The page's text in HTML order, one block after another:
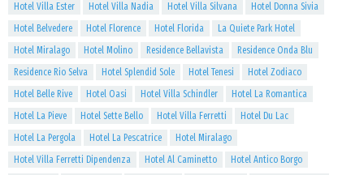
Hotel Villa Ester
Hotel Villa Nadia Hotel Villa Silvana
Hotel Donna Sivia
Hotel Belvedere
Hotel Florence Hotel Florida
La Quiete Park Hotel
Hotel Miralago
Hotel Molino Residence Bellavista
Residence Onda Blu
Residence Rio Selva
Hotel Splendid Sole Hotel Tenesi
Hotel Zodiaco
Hotel Belle Rive
Hotel Oasi Hotel Villa Schindler
Hotel La Romantica
Hotel La Pieve
Hotel Sette Bello Hotel Villa Ferretti
Hotel Du Lac
Hotel La Pergola
Hotel La Pescatrice
Hotel Miralago
Hotel Villa Ferretti Dipendenza
Hotel Al Caminetto
Hotel Antico Borgo